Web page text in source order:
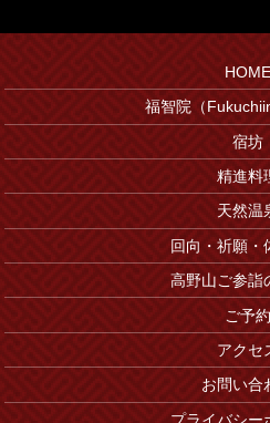
HOME
福智院（
宿坊
精進料
天然温
回向・祈願・
高野山ご参詣
ご予約
アクセ
お問い合
プライバシー